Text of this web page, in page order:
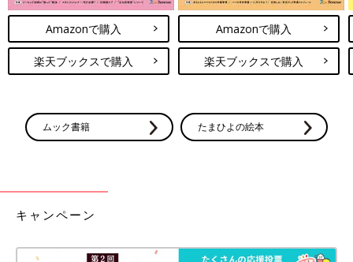
Amazonで購入
楽天ブックスで購入
Amazonで購入
楽天ブックスで購入
ムック書籍 たまひよの絵本
キャンペーン